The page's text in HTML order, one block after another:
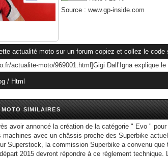
Source : www.gp-inside.com
actualité moto sur un forum copiez et collez le code
/ Html
SIMILAIRES
avoir annoncé la création de la catégorie " Evo "
machines avec un châssis proche des Superbike
Superstock, la commission Superbike a convenu que
2015 devront répondre à ce règlement technique.